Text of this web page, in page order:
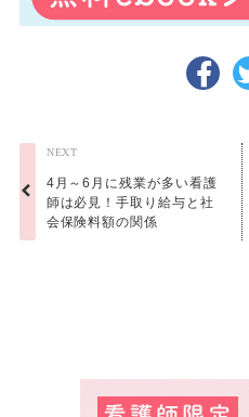
NEXT
4月～6月に残業が多い看護
師は必見！手取り給与と社
会保険料額の関係